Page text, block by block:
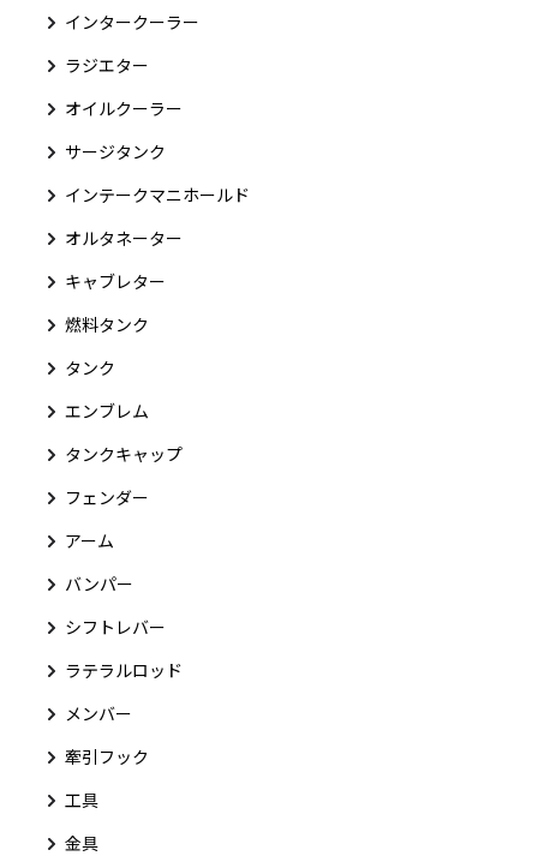
インタークーラー
ラジエター
オイルクーラー
サージタンク
インテークマニホールド
オルタネーター
キャブレター
燃料タンク
タンク
エンブレム
タンクキャップ
フェンダー
アーム
バンパー
シフトレバー
ラテラルロッド
メンバー
牽引フック
工具
金具